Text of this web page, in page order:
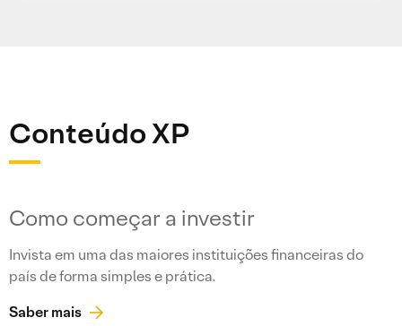
Conteúdo XP
Como começar a investir
Invista em uma das maiores instituições financeiras do
país de forma simples e prática.
Saber mais